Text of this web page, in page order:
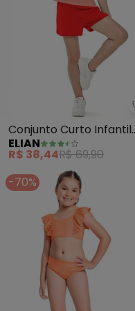
Conjunto Curto Infantil
Menina Solar (Laranja)
ELIAN
R$ 38,44R$ 69,90
-70%